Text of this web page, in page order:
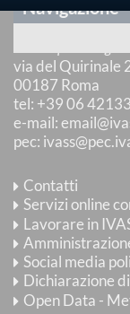
Navigazione
IVASS
Istituto per la
via del Quirinale
00187 Roma
tel: +39 06
e-mail:
pec:
Contatti
Servizi online
Lavorare in
Social media
Dichiarazione
Open Data -